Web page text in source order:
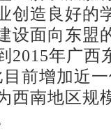
创造良好的
设面向东盟
2015年广西
前增加近
西南地区规